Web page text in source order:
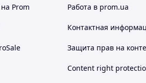
на Prom Работа в prom.ua
Контактная
Защита прав на
Content right